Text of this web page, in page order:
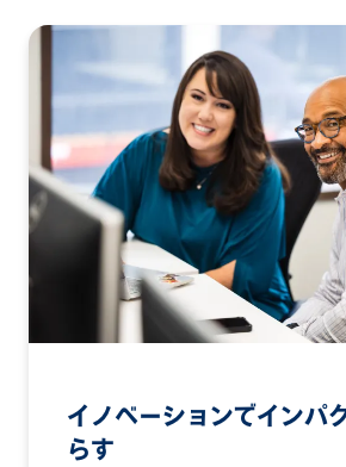
イノベーションでインパ
らす